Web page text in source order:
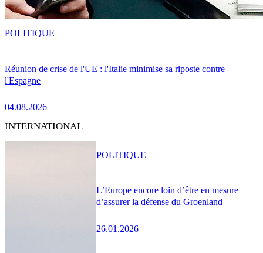
Réunion de crise de l'UE : l'Italie minimise sa riposte contre
l'Espagne
04.08.2026
POLITIQUE
INTERNATIONAL
L’Europe encore loin d’être en mesure
d’assurer la défense du Groenland
26.01.2026
POLITIQUE